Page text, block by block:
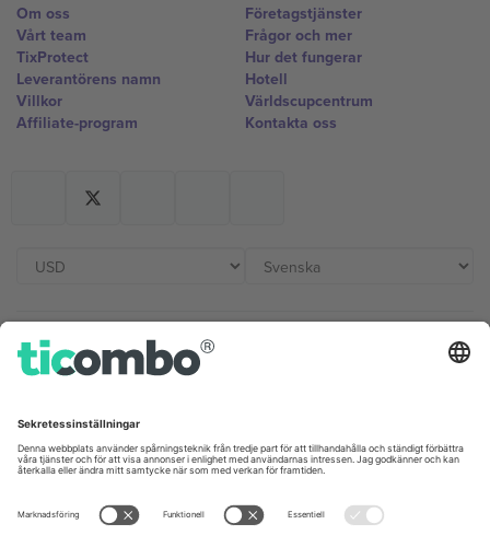
Om oss
Vårt team
TixProtect
Leverantörens namn
Villkor
Affiliate-program
Företagstjänster
Frågor och mer
Hur det fungerar
Hotell
Världscupcentrum
Kontakta oss
Kontor och support
Unter den Linden 24, 10117
Berlin, Germany
London, EC1V 1AW, United
Kingdom
United States
Switzerland